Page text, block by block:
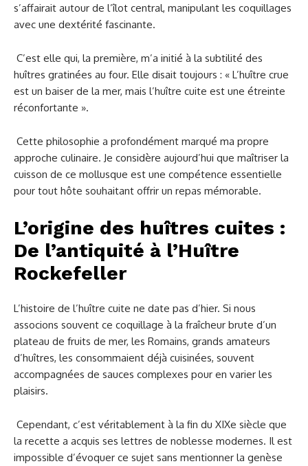
s’affairait autour de l’îlot central, manipulant les coquillages
avec une dextérité fascinante.
C’est elle qui, la première, m’a initié à la subtilité des
huîtres gratinées au four. Elle disait toujours : « L’huître crue
est un baiser de la mer, mais l’huître cuite est une étreinte
réconfortante ».
Cette philosophie a profondément marqué ma propre
approche culinaire. Je considère aujourd’hui que maîtriser la
cuisson de ce mollusque est une compétence essentielle
pour tout hôte souhaitant offrir un repas mémorable.
L’origine des huîtres cuites :
De l’antiquité à l’Huître
Rockefeller
L’histoire de l’huître cuite ne date pas d’hier. Si nous
associons souvent ce coquillage à la fraîcheur brute d’un
plateau de fruits de mer, les Romains, grands amateurs
d’huîtres, les consommaient déjà cuisinées, souvent
accompagnées de sauces complexes pour en varier les
plaisirs.
Cependant, c’est véritablement à la fin du XIXe siècle que
la recette a acquis ses lettres de noblesse modernes. Il est
impossible d’évoquer ce sujet sans mentionner la genèse